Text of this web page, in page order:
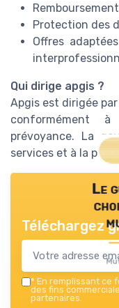
Protection des
Offres
Qui dirige apgis ?
Apgis est dirigée
conformément
prévoyance. La
services et à la
Le
Téléchargez
* En remplissant ce
des fins
partenaires.